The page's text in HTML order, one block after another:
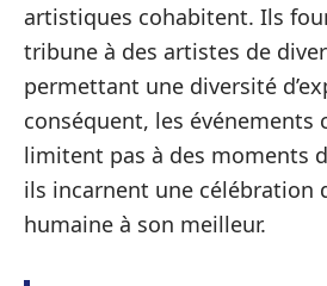
artistiques cohabitent. Ils
tribune à des artistes de
permettant une diversité
conséquent, les événements
limitent pas à des moments
ils incarnent une célébration
humaine à son meilleur.